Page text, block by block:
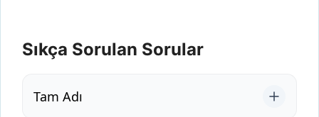
Sıkça Sorulan Sorular
Tam Adı